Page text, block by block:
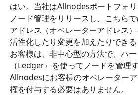
はい。当社はAllnodesポートフォ
ノード管理をリリースし、こちら
アドレス（オペレーターアドレス
活性化したり変更を加えたりできる
お客様は、非中心型の方法で、ハ
（Ledger）を使ってノードを管理
Allnodesにお客様のオペレーター
権を付与する必要はありません。